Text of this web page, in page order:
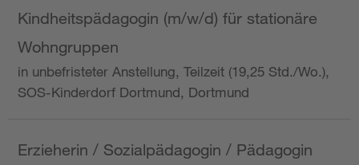
Kindheitspädagogin (m/w/d) für stationäre
Wohngruppen
in unbefristeter Anstellung, Teilzeit (19,25 Std./Wo.),
SOS-Kinderdorf Dortmund, Dortmund
Erzieherin / Sozialpädagogin / Pädagogin